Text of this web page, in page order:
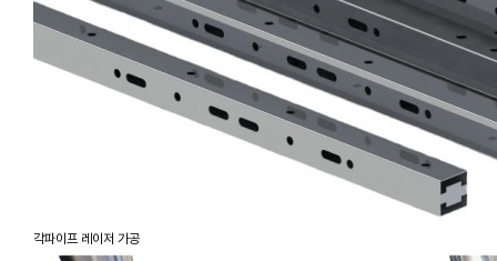
각파이프 레이저 가공